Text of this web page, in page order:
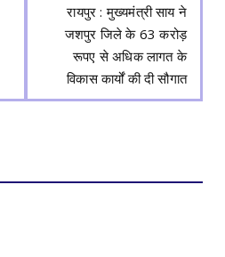
रायपुर : मुख्यमंत्री साय ने
जशपुर जिले के 63 करोड़
रूपए से अधिक लागत के
विकास कार्यों की दी सौगात